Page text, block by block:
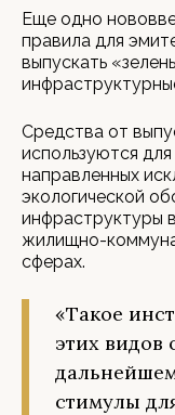
Еще одно
правила для
выпускать
Средства от
используются
направленных
экологической
инфраструктуры
жилищно-
сферах.
«Такое
этих видов
стимулы